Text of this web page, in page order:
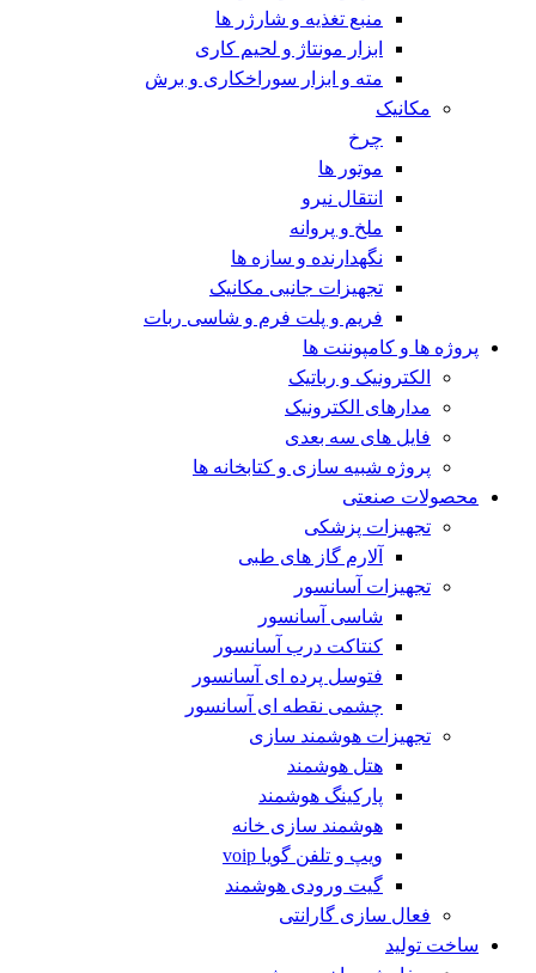
منبع تغذیه و شارژر ها
ابزار مونتاژ و لحیم کاری
مته و ابزار سوراخکاری و برش
مکانیک
چرخ
موتور ها
انتقال نیرو
ملخ و پروانه
نگهدارنده و سازه ها
تجهیزات جانبی مکانیک
فریم و پلت فرم و شاسی ربات
پروژه ها و کامپوننت ها
الکترونیک و رباتیک
مدارهای الکترونیک
فایل های سه بعدی
پروژه شبیه سازی و کتابخانه ها
محصولات صنعتی
تجهیزات پزشکی
آلارم گاز های طبی
تجهیزات آسانسور
شاسی آسانسور
کنتاکت درب آسانسور
فتوسل پرده ای آسانسور
چشمی نقطه ای آسانسور
تجهیزات هوشمند سازی
هتل هوشمند
پارکینگ هوشمند
هوشمند سازی خانه
ویپ و تلفن گویا voip
گیت ورودی هوشمند
فعال سازی گارانتی
ساخت تولید